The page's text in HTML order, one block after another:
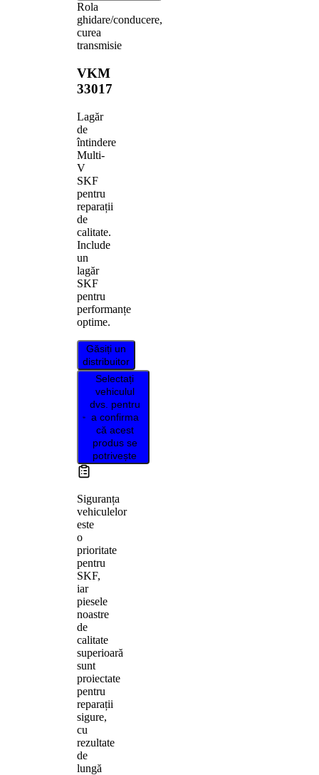
Rola
ghidare/conducere,
curea
transmisie
VKM
33017
Lagăr
de
întindere
Multi-
V
SKF
pentru
reparații
de
calitate.
Include
un
lagăr
SKF
pentru
performanțe
optime.
Găsiți un
distribuitor
Selectați
vehiculul
dvs. pentru
a confirma
că acest
produs se
potrivește
Siguranța
vehiculelor
este
o
prioritate
pentru
SKF,
iar
piesele
noastre
de
calitate
superioară
sunt
proiectate
pentru
reparații
sigure,
cu
rezultate
de
lungă